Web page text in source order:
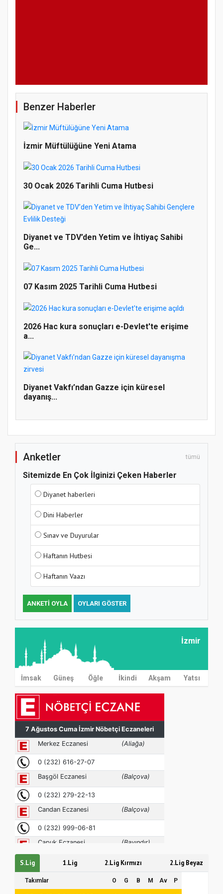
Doğanyol'da Temel Dini Bilgiler Sınavı
Gerçekleştirildi
Benzer Haberler
İzmir Müftülüğüne Yeni Atama
30 Ocak 2026 Tarihli Cuma Hutbesi
Diyanet ve TDV’den Yetim ve İhtiyaç Sahibi
Ge...
07 Kasım 2025 Tarihli Cuma Hutbesi
2026 Hac kura sonuçları e-Devlet'te erişime
a...
Diyanet Vakfı’ndan Gazze için küresel
dayanış...
Anketler tümü
Sitemizde En Çok İlginizi Çeken Haberler
Diyanet haberleri
Dini Haberler
Sınav ve Duyurular
Haftanın Hutbesi
Haftanın Vaazı
ANKETI OYLA OYLARI GÖSTER
İzmir
İmsak Güneş Öğle İkindi Akşam Yatsı
S.Lig 1.Lig 2.Lig Kırmızı 2.Lig Beyaz
Takımlar O G B M Av P